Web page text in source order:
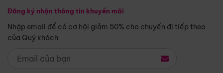
Đăng ký nhận thông tin khuyến mãi
Nhập email để có cơ hội giảm 50% cho chuyến đi tiếp theo
của Quý khách